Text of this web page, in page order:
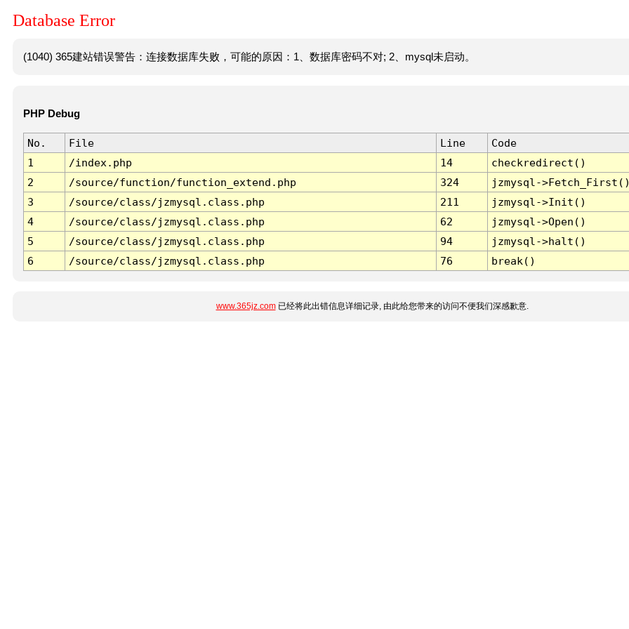
Database Error
(1040) 365建站错误警告：连接数据库失败，可能的原因：1、数据库密码不对; 2、mysql未启动。
PHP Debug
No. File Line
Code
1
/index.php 14
checkredirect()
2
/source/function/function_extend.php 324
jzmysql-
3
/source/class/jzmysql.class.php 211
jzmysql->Init()
4
/source/class/jzmysql.class.php 62
jzmysql->Open()
5
/source/class/jzmysql.class.php 94
jzmysql->halt()
6
/source/class/jzmysql.class.php 76 break()
www.365jz.com已经将此出错信息详细记录, 由此给您带来的访问不便我们深感歉意.